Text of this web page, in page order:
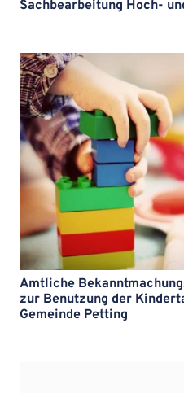
Sachbearbeitung Hoch-
Amtliche
zur Benutzung der
Gemeinde Petting